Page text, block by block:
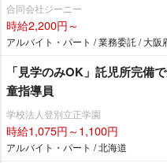
合同会社ジーニー
時給2,200円～
アルバイト・パート / 業務委託 / 大阪
「見学のみOK」託児所完備
童指導員
学校法人登別立正学園
時給1,075円～1,100円
アルバイト・パート / 北海道